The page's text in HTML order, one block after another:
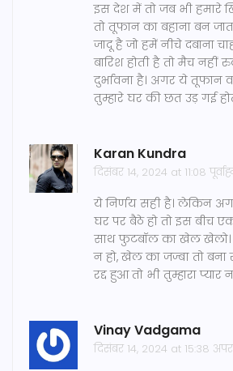
इस देश में तो जब भी हमारे
तो तूफान का बहाना बन
जादू है जो हमें नीचे दबाना
बारिश होती है तो मैच
दुर्भावना है। अगर ये तूफान
तुम्हारे घर की छत उड़ गई
Karan Kundra
दिसंबर 14, 2024 at 11:08
ये निर्णय सही है। लेकिन
घर पर बैठे हो तो इस बीच
साथ फुटबॉल का खेल खेलो।
न हो, खेल का जज्बा तो बना
रद्द हुआ तो भी तुम्हारा
Vinay Vadgama
दिसंबर 14, 2024 at 15:38